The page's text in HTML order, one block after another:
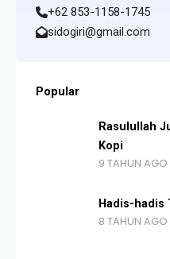
+62 853-1158-1745
sidogiri@gmail.com
Popular
Rasulullah Juga Menganjurkan Minum
Kopi
9 TAHUN AGO
Hadis-hadis
8 TAHUN AGO